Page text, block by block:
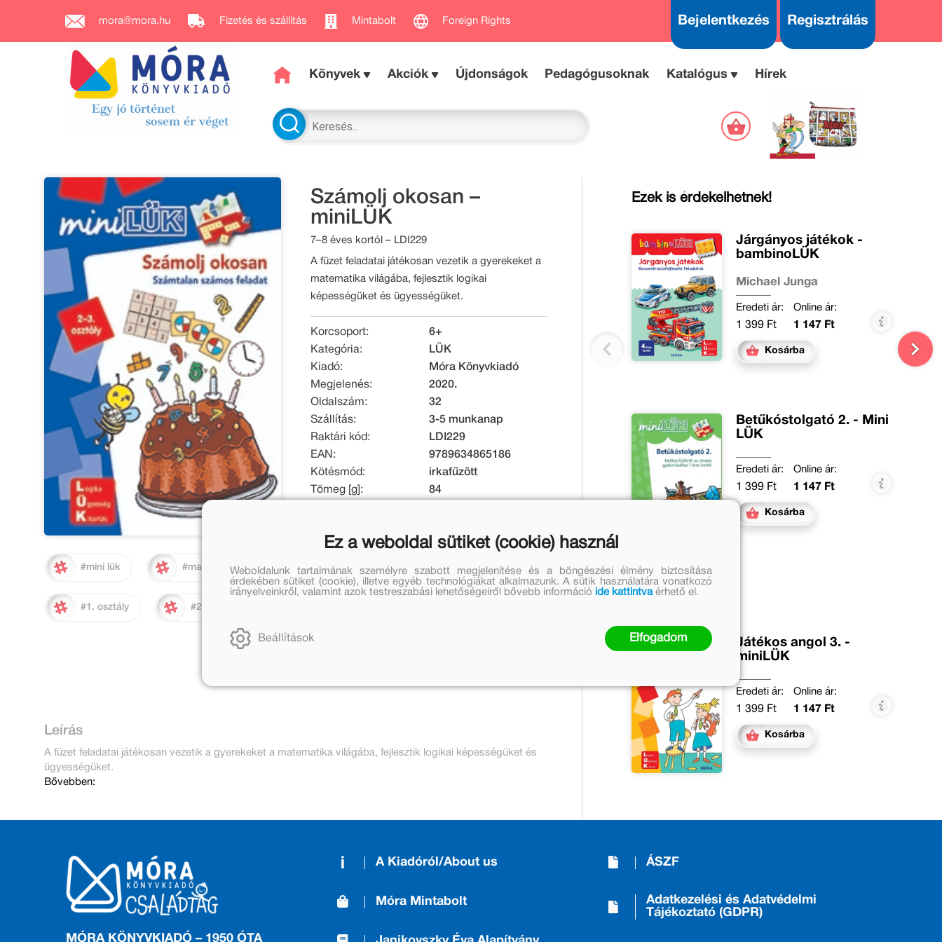
mora@mora.hu Fizetés és szállítás Mintabolt Foreign Rights Bejelentkezés Regisztrálás
Könyvek Akciók Újdonságok Pedagógusoknak Katalógus Hírek
#mini lük #matematika
#1. osztály #2. osztály
Számolj okosan –
miniLÜK
7–8 éves kortól – LDI229
A füzet feladatai játékosan vezetik a gyerekeket a
matematika világába, fejlesztik logikai
képességüket és ügyességüket.
Korcsoport:
6+
Kategória:
LÜK
Kiadó:
Móra Könyvkiadó
Megjelenés:
2020.
Oldalszám:
32
Szállítás:
3-5 munkanap
Raktári kód:
LDI229
EAN:
9789634865186
Kötésmód:
irkafűzött
Tömeg [g]:
84
1 399 Ft
1 147 Ft
Készleten
Leírás
A füzet feladatai játékosan vezetik a gyerekeket a matematika világába, fejlesztik logikai képességüket és
ügyességüket.
Bővebben:
Ezek is érdekelhetnek!
Járgányos játékok -
bambinoLÜK
Michael Junga
Eredeti ár:
1 399 Ft
Online ár:
1 147 Ft
Kosárba
Betűkóstolgató 2. - Mini
LÜK
Eredeti ár:
1 399 Ft
Online ár:
1 147 Ft
Kosárba
Játékos angol 3. -
miniLÜK
Eredeti ár:
1 399 Ft
Online ár:
1 147 Ft
Kosárba
MÓRA KÖNYVKIADÓ – 1950 ÓTA
A Kiadóról/About us
Móra Mintabolt
ÁSZF
Adatkezelési és Adatvédelmi
Tájékoztató (GDPR)
Ez a weboldal sütiket (cookie) használ
Weboldalunk tartalmának személyre szabott megjelenítése és a böngészési élmény biztosítása
érdekében sütiket (cookie), illetve egyéb technológiákat alkalmazunk. A sütik használatára vonatkozó
irányelveinkről, valamint azok testreszabási lehetőségeiről bővebb információ ide kattintvaérhető el.
Beállítások Elfogadom